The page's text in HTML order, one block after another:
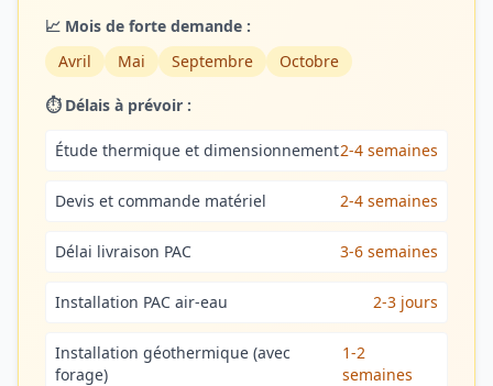
📈 Mois de forte demande :
Avril
Mai Septembre Octobre
⏱️ Délais à prévoir :
Étude thermique et dimensionnement2-4 semaines
Devis et commande matériel 2-4 semaines
Délai livraison PAC 3-6 semaines
Installation PAC air-eau 2-3 jours
Installation géothermique (avec
forage)
1-2
semaines